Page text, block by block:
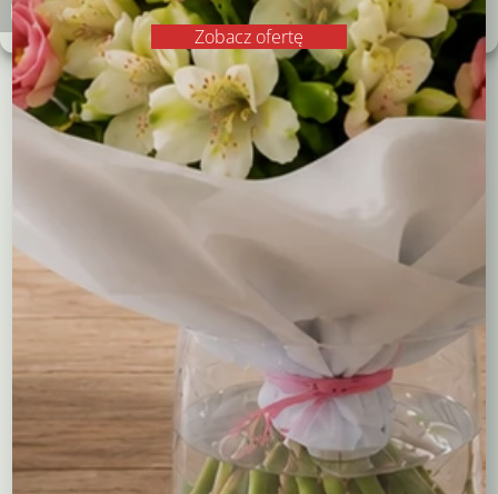
Polityka plików cookiesPolityka prywatności
Czytaj dalej Czytaj dalej
Róże
Kreatory bukietów
Flower boxy – kwiaty w pudełkach
Maskotki
Kosze kwiatowe
Balony
Tulipany
Kosze upominkowe
Zobacz ofertę